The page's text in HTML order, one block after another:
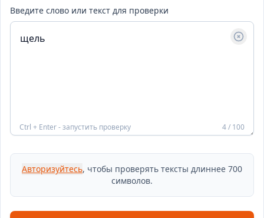
Введите слово или текст для проверки
Ctrl + Enter - запустить проверку 4 / 100
Авторизуйтесь, чтобы проверять тексты длиннее 700
символов.